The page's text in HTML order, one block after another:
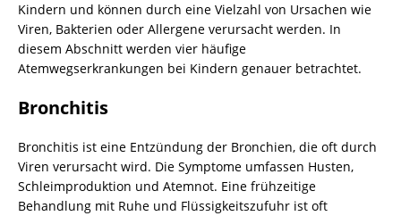
Kindern und können durch eine Vielzahl von Ursachen wie
Viren, Bakterien oder Allergene verursacht werden. In
diesem Abschnitt werden vier häufige
Atemwegserkrankungen bei Kindern genauer betrachtet.
Bronchitis
Bronchitis ist eine Entzündung der Bronchien, die oft durch
Viren verursacht wird. Die Symptome umfassen Husten,
Schleimproduktion und Atemnot. Eine frühzeitige
Behandlung mit Ruhe und Flüssigkeitszufuhr ist oft